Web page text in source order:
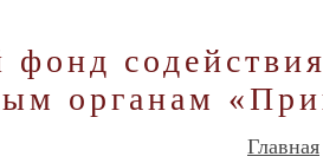
содействия
органам
Главная